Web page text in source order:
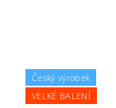
Český výrobek
VELKÉ BALENÍ